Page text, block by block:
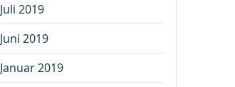
Juli 2019
Juni 2019
Januar 2019